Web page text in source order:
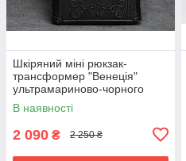
Шкіряний міні рюкзак-
трансформер "Венеція"
ультрамариново-чорного
кольору, 17х19х7 см
В наявності
2 090 ₴ 2 250 ₴